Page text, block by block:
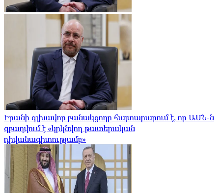
Իրանի գլխավոր բանակցողը հայտարարում է, որ ԱՄՆ-ն
զբաղվում է «կրկնվող թատերական
դիվանագիտությամբ»